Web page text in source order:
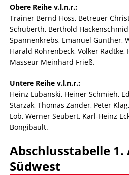
Obere Reihe v.l.n.r.:
Trainer Bernd Hoss, Betreuer
Schuberth, Berthold
Spannenkrebs, Emanuel Günther,
Harald Röhrenbeck, Volker
Masseur Meinhard Frieß.
Untere Reihe v.l.n.r.:
Heinz Lubanski, Heiner Schmieh,
Starzak, Thomas Zander, Peter
Löb, Werner Seubert, Karl-Heinz
Bongibault.
Abschlusstabelle
Südwest